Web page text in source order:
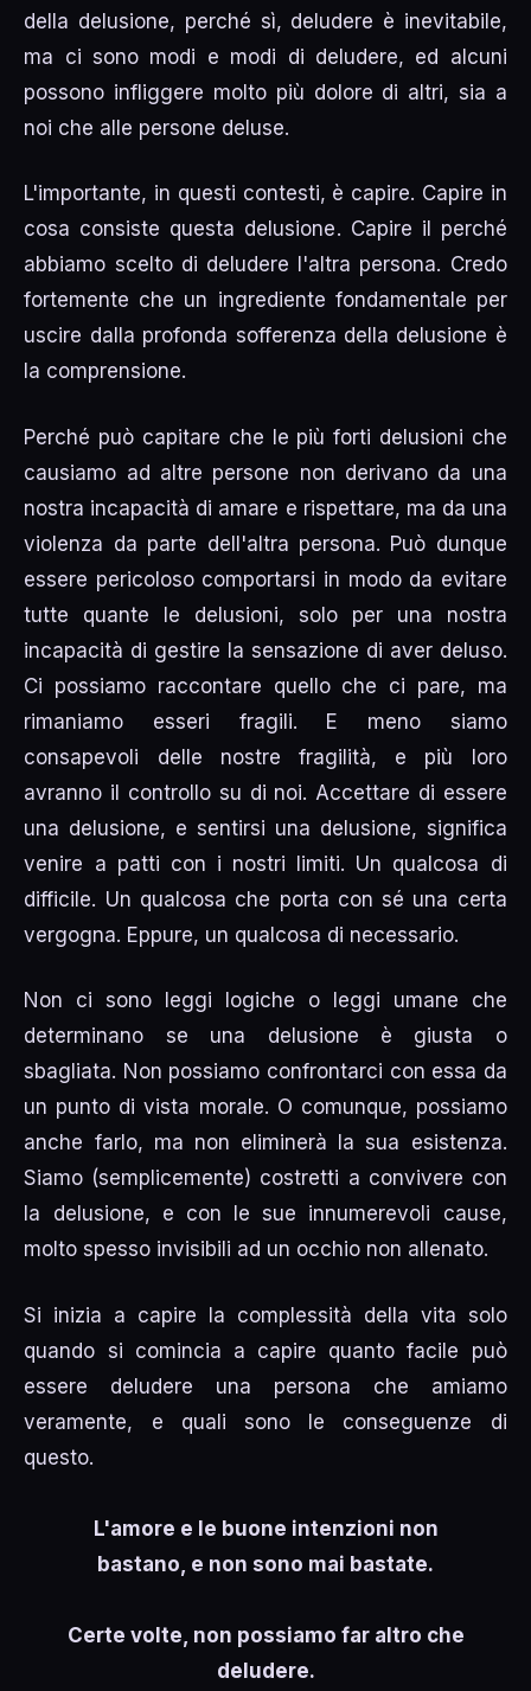
della delusione, perché sì, deludere è inevitabile,
ma ci sono modi e modi di deludere, ed alcuni
possono infliggere molto più dolore di altri, sia a
noi che alle persone deluse.
L'importante, in questi contesti, è capire. Capire in
cosa consiste questa delusione. Capire il perché
abbiamo scelto di deludere l'altra persona. Credo
fortemente che un ingrediente fondamentale per
uscire dalla profonda sofferenza della delusione è
la comprensione.
Perché può capitare che le più forti delusioni che
causiamo ad altre persone non derivano da una
nostra incapacità di amare e rispettare, ma da una
violenza da parte dell'altra persona. Può dunque
essere pericoloso comportarsi in modo da evitare
tutte quante le delusioni, solo per una nostra
incapacità di gestire la sensazione di aver deluso.
Ci possiamo raccontare quello che ci pare, ma
rimaniamo esseri fragili. E meno siamo
consapevoli delle nostre fragilità, e più loro
avranno il controllo su di noi. Accettare di essere
una delusione, e sentirsi una delusione, significa
venire a patti con i nostri limiti. Un qualcosa di
difficile. Un qualcosa che porta con sé una certa
vergogna. Eppure, un qualcosa di necessario.
Non ci sono leggi logiche o leggi umane che
determinano se una delusione è giusta o
sbagliata. Non possiamo confrontarci con essa da
un punto di vista morale. O comunque, possiamo
anche farlo, ma non eliminerà la sua esistenza.
Siamo (semplicemente) costretti a convivere con
la delusione, e con le sue innumerevoli cause,
molto spesso invisibili ad un occhio non allenato.
Si inizia a capire la complessità della vita solo
quando si comincia a capire quanto facile può
essere deludere una persona che amiamo
veramente, e quali sono le conseguenze di
questo.
L'amore e le buone intenzioni non
bastano, e non sono mai bastate.
Certe volte, non possiamo far altro che
deludere.